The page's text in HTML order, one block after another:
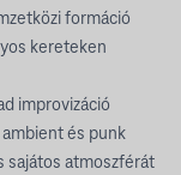
formáció
kereteken
improvizáció
és punk
sajátos atmoszférát